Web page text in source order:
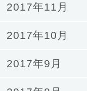
2017年11月
2017年10月
2017年9月